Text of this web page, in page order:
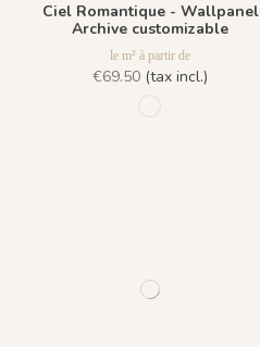
Ciel Romantique - Wallpanel
Archive customizable
le m² à partir de
€69.50 (tax incl.)